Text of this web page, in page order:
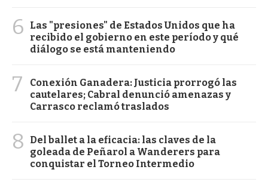
6
Las "presiones" de Estados Unidos que ha
recibido el gobierno en este período y qué
diálogo se está manteniendo
7
Conexión Ganadera: Justicia prorrogó las
cautelares; Cabral denunció amenazas y
Carrasco reclamó traslados
8
Del ballet a la eficacia: las claves de la
goleada de Peñarol a Wanderers para
conquistar el Torneo Intermedio